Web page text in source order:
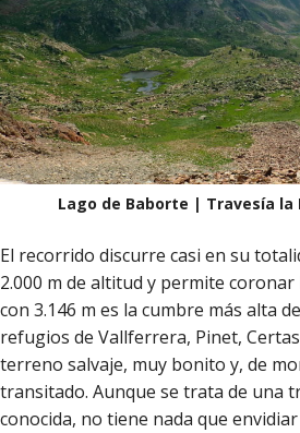
Lago de Baborte | Travesía la
El recorrido discurre casi en su
2.000 m de altitud y permite coronar
con 3.146 m es la cumbre más alta
refugios de Vallferrera, Pinet,
terreno salvaje, muy bonito y, de
transitado. Aunque se trata de una
conocida, no tiene nada que